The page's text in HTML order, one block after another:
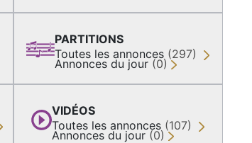
PARTITIONS
Toutes les annonces (297)
Annonces du jour (0)
VIDÉOS
Toutes les annonces (107)
Annonces du jour (0)